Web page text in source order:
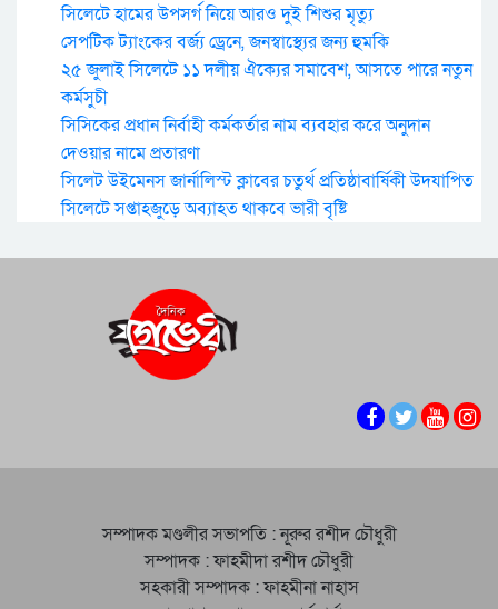
সিলেটে হামের উপসর্গ নিয়ে আরও দুই শিশুর মৃত্যু
সেপটিক ট্যাংকের বর্জ্য ড্রেনে, জনস্বাস্থ্যের জন্য হুমকি
২৫ জুলাই সিলেটে ১১ দলীয় ঐক্যের সমাবেশ, আসতে পারে নতুন
কর্মসুচী
সিসিকের প্রধান নির্বাহী কর্মকর্তার নাম ব্যবহার করে অনুদান
দেওয়ার নামে প্রতারণা
সিলেট উইমেনস জার্নালিস্ট ক্লাবের চতুর্থ প্রতিষ্ঠাবার্ষিকী উদযাপিত
সিলেটে সপ্তাহজুড়ে অব্যাহত থাকবে ভারী বৃষ্টি
সম্পাদক মণ্ডলীর সভাপতি : নূরুর রশীদ চৌধুরী
সম্পাদক : ফাহমীদা রশীদ চৌধুরী
সহকারী সম্পাদক : ফাহমীনা নাহাস